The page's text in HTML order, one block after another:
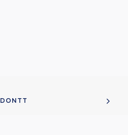
DONTT